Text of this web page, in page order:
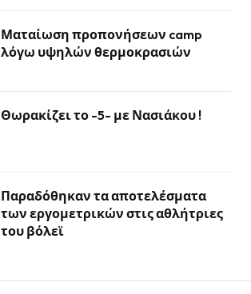
Ματαίωση προπονήσεων camp
λόγω υψηλών θερμοκρασιών
Θωρακίζει το -5- με Νασιάκου !
Παραδόθηκαν τα αποτελέσματα
των εργομετρικών στις αθλήτριες
του βόλεϊ